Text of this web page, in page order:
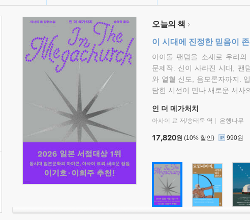
오늘의 책
이 시대에 진정한 믿음이
아이돌 팬덤을 소재로 우리
문제작. 신이 사라진 시대, 팬
와 열혈 신도, 음모론자까지.
담한 시선이 만나 새로운 서사
인 더 메가처치
아사이 료 저/송태욱 역 은행나무
17,820원 (10% 할인) 990원